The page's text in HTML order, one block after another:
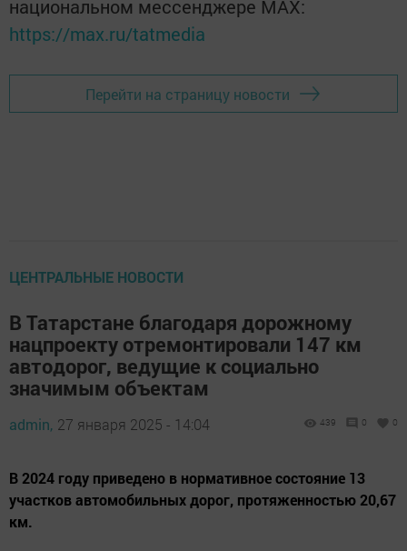
национальном мессенджере MАХ:
https://max.ru/tatmedia
Перейти на страницу новости
ЦЕНТРАЛЬНЫЕ НОВОСТИ
В Татарстане благодаря дорожному
нацпроекту отремонтировали 147 км
автодорог, ведущие к социально
значимым объектам
admin, 27 января 2025 - 14:04 439 0 0
В 2024 году приведено в нормативное состояние 13
участков автомобильных дорог, протяженностью 20,67
км.